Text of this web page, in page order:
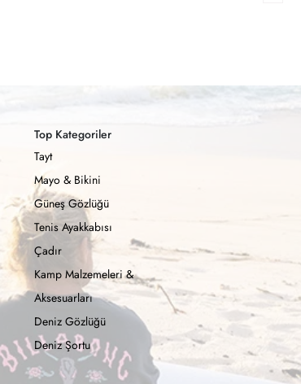
Top Kategoriler
Tayt
Mayo & Bikini
Güneş Gözlüğü
Tenis Ayakkabısı
Çadır
Kamp Malzemeleri &
Aksesuarları
Deniz Gözlüğü
Deniz Şortu